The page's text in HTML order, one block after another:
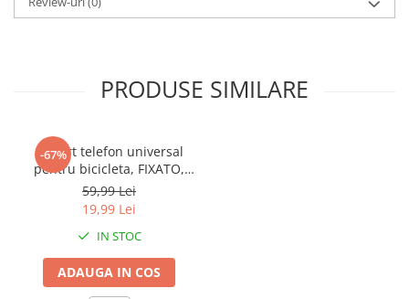
PRODUSE SIMILARE
-67%
Suport telefon universal
pentru bicicleta, FIXATO,
rotativ 360°, montaj pe
ghidon, silicon, compatibil
bicicleta, scuter, carut,
trotineta, Verde
59,99 Lei
19,99 Lei
IN STOC
ADAUGA IN COS